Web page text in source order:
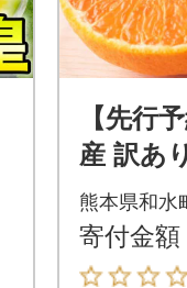
【先行
産 訳あ
が濃厚
デコみ
水町)
熊本県和水
寄付金額